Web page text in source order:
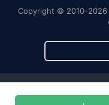
Copyright © 2010-2026